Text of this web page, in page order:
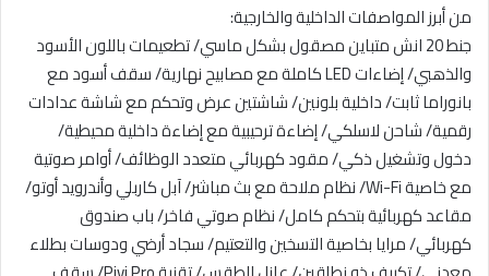
من أبرز المواصفات الداخلية والخارجية:
جنط 20 انش متباين مصقول بشكل ماسي/ تطعيمات باللون الأسود
والذهبي/ إضاءات LED كاملة مع مصابيح نهارية/ سقف أسود مع
بانوراما ثابت/ داخلية بلونين/ شاشتين عرض وتحكم مع شاشة عدادات
رقمية/ شاحن لاسلكي/ إضاءة ترحيبية مع إضاءة داخلية محيطية/
دخول وتشغيل ذكي/ مقود كهربائي متعدد الوظائف/ أوامر صوتية
مع خاصية Wi-Fi/ نظام ملاحة مع بث مباشر/ آبل كاربلي وأندرويد أوتو/
مقاعد كهربائية بتحكم كامل/ نظام صوتي فاخر/ باب صندوق
كهربائي/ مرايا بخاصية التسخين والتعتيم/ سجاد أرضي ودوسات بطلاء